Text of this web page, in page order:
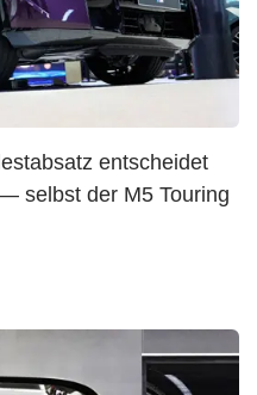
entscheidet
selbst der M5 Touring